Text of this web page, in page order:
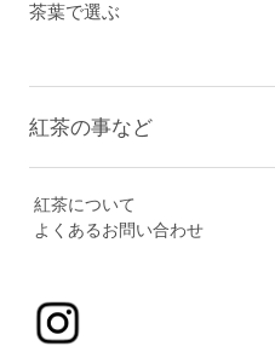
茶葉で選ぶ
紅茶の事など
紅茶について
よくあるお問い合わせ